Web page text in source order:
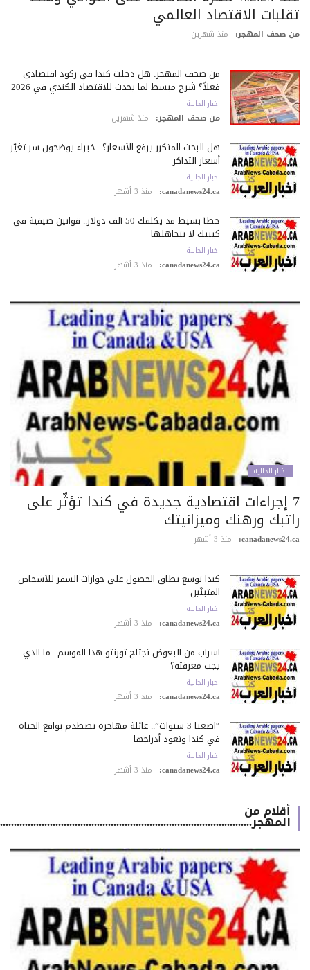
الاقتصاد العالمي
صحف المهجر: منذ شهرين
من صحف المهجر: هل دخلت كندا في ركود اقتصادي
فعلاً؟ شرح مبسط لما يحدث للاقتصاد الكندي في 2026
اخبار الجالية
من صحف المهجر: منذ شهرين
هل البحث المتكرر يرفع الأسعار؟.. خبراء يوضحون سر تغيّر
أسعار التذاكر
اخبار الجالية
canadanews24.ca: منذ 3 أشهر
خطأ بسيط قد يكلّفك 50 ألف دولار.. قوانين صيفية في
كيبيك لا تتجاهلها
اخبار الجالية
canadanews24.ca: منذ 3 أشهر
اخبار الجالية
7 إجراءات اقتصادية جديدة في كندا تؤثّر على
ورهنك وميزانيتك
منذ 3 أشهر
كندا توسع نطاق الحصول على جوازات السفر للأشخاص
المتبنّين
اخبار الجالية
canadanews24.ca: منذ 3 أشهر
أسراب من البعوض تجتاح تورنتو هذا الموسم.. ما الذي
يجب معرفته؟
اخبار الجالية
canadanews24.ca: منذ 3 أشهر
“أضعنا 3 سنوات”.. عائلة مهاجرة تصطدم بواقع الحياة
في كندا وتعود أدراجها
اخبار الجالية
canadanews24.ca: منذ 3 أشهر
أقلام من
المهجر.................................................................................................